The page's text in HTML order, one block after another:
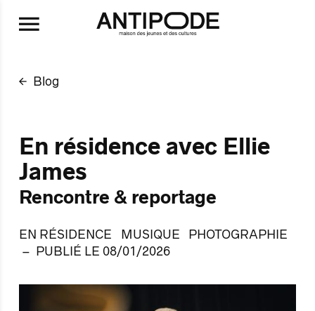
Aller au contenu principal
Blog
En résidence avec Ellie
James
Rencontre & reportage
EN RÉSIDENCE MUSIQUE
PHOTOGRAPHIE
PUBLIÉ LE 08/01/2026